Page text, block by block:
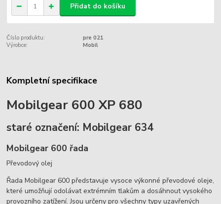
Přidat do košíku
Číslo produktu:
pre 021
Výrobce:
Mobil
Kompletní specifikace
Mobilgear 600 XP 680
staré označení: Mobilgear 634
Mobilgear 600 řada
Převodový olej
Řada Mobilgear 600 představuje vysoce výkonné převodové oleje,
které umožňují odolávat extrémním tlakům a dosáhnout vysokého
provozního zatížení. Jsou určeny pro všechny typy uzavřených